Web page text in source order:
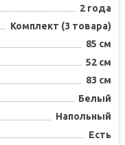
2 года
Комплект (3 товара)
85 см
52 см
83 см
Белый
Напольный
Есть